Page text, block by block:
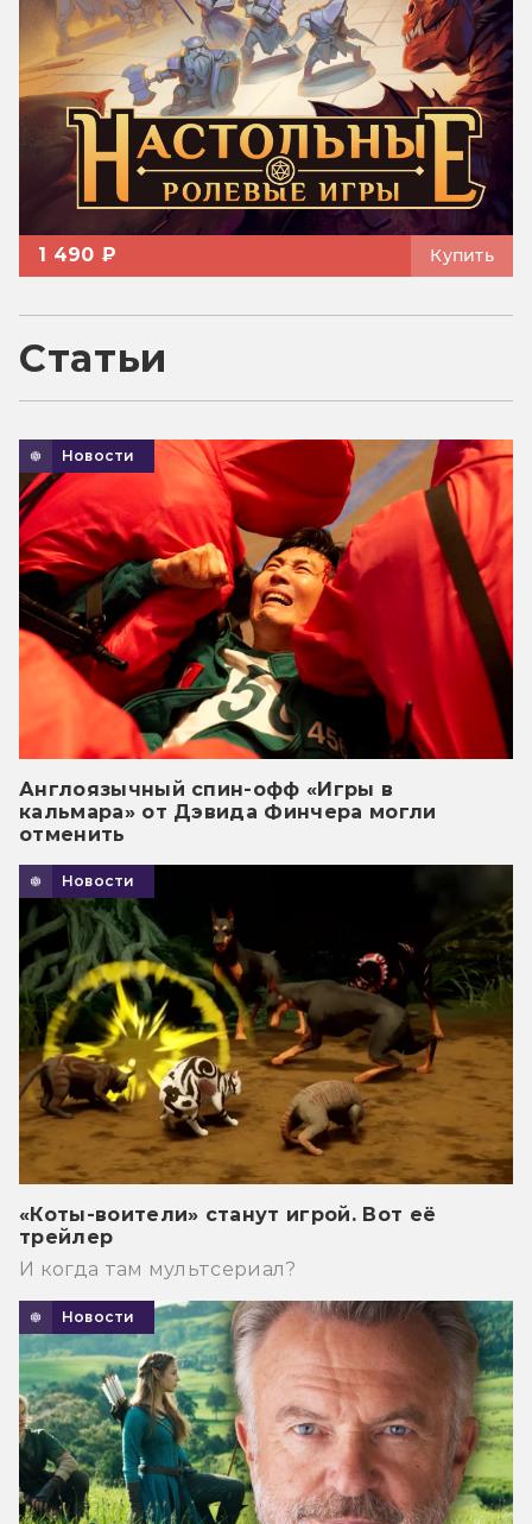
1 490 ₽ Купить
Статьи
Новости
Англоязычный спин-офф «Игры в
кальмара» от Дэвида Финчера могли
отменить
Новости
«Коты-воители» станут игрой. Вот её
трейлер
И когда там мультсериал?
Новости